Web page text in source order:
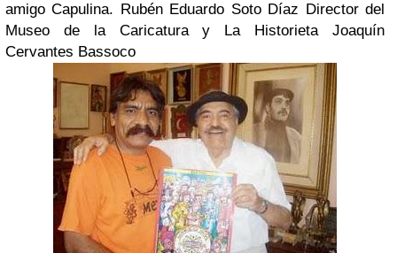
amigo Capulina. Rubén Eduardo Soto Díaz Director del
Museo de la Caricatura y La Historieta Joaquín
Cervantes Bassoco